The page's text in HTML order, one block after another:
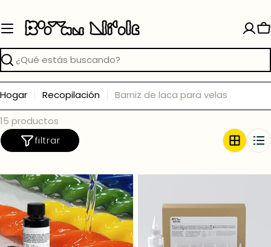
al
contenido
Buscar
Hogar Recopilación Barniz de laca para velas
15 productos
filtrar